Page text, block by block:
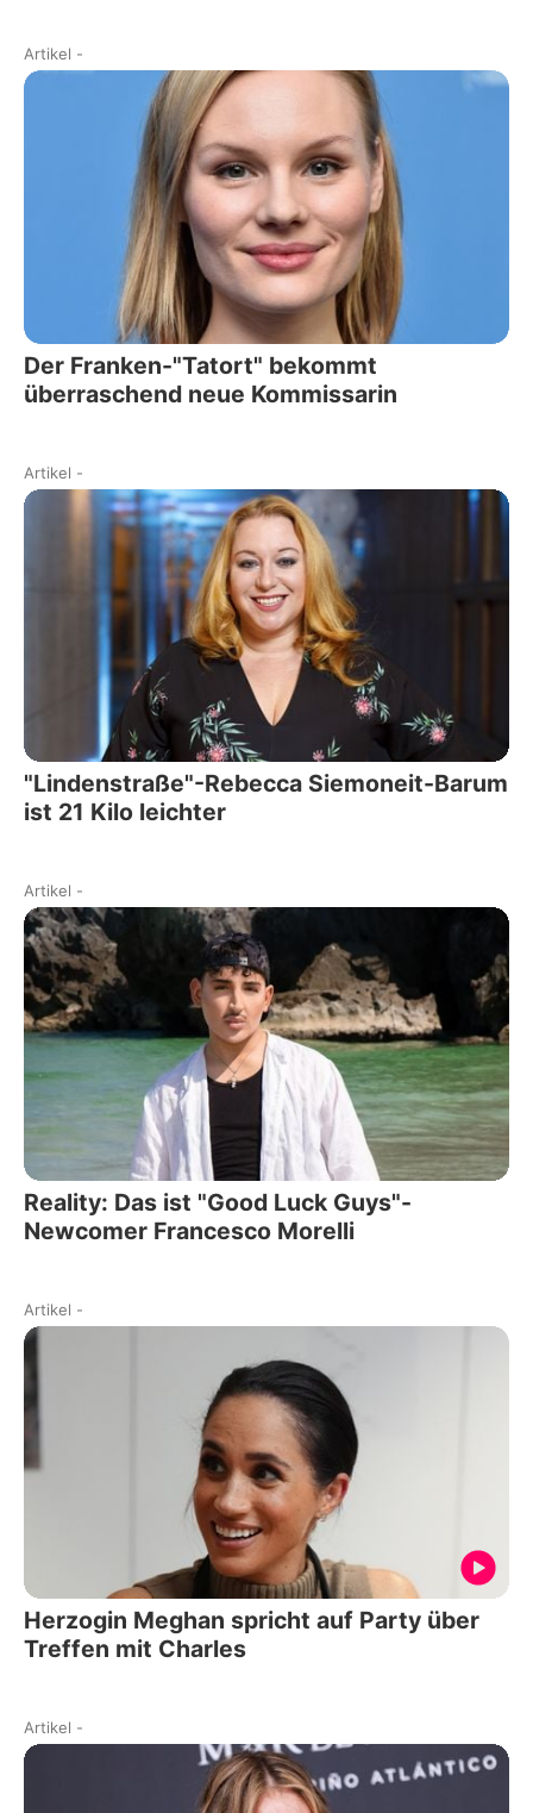
Artikel -
Der Franken-"Tatort" bekommt
überraschend neue Kommissarin
Artikel -
"Lindenstraße"-Rebecca Siemoneit-Barum
ist 21 Kilo leichter
Artikel -
Reality: Das ist "Good Luck Guys"-
Newcomer Francesco Morelli
Artikel -
Herzogin Meghan spricht auf Party über
Treffen mit Charles
Artikel -